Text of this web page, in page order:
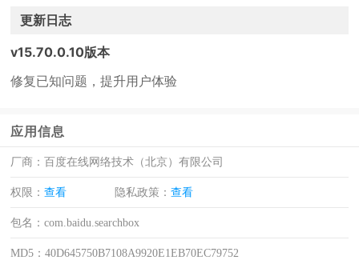
更新日志
v15.70.0.10版本
修复已知问题，提升用户体验
应用信息
厂商： 百度在线网络技术（北京）有限公司
权限：查看 隐私政策：查看
包名：com.baidu.searchbox
MD5：40D645750B7108A9920E1EB70EC79752